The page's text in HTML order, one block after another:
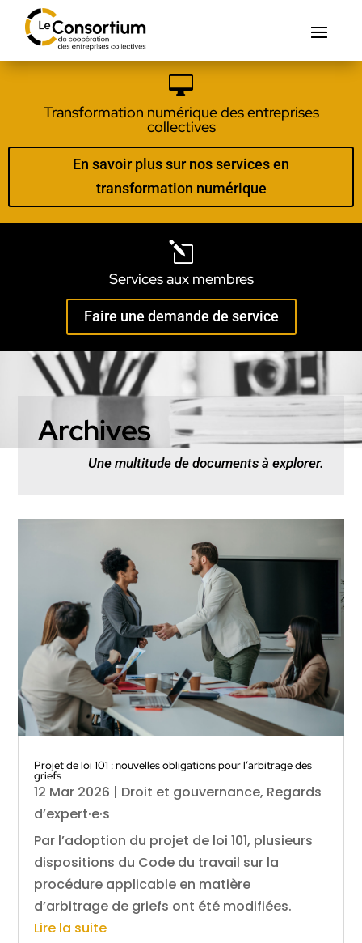

Transformation numérique des entreprises
collectives
En savoir plus sur nos services en
transformation numérique
l
Services aux membres
Faire une demande de service
Archives
Une multitude de documents à explorer.
Projet de loi 101 : nouvelles obligations pour l’arbitrage des
griefs
12 Mar 2026 | Droit et gouvernance, Regards
d’expert·e·s
Par l’adoption du projet de loi 101, plusieurs
dispositions du Code du travail sur la
procédure applicable en matière
d’arbitrage de griefs ont été modifiées.
Lire la suite